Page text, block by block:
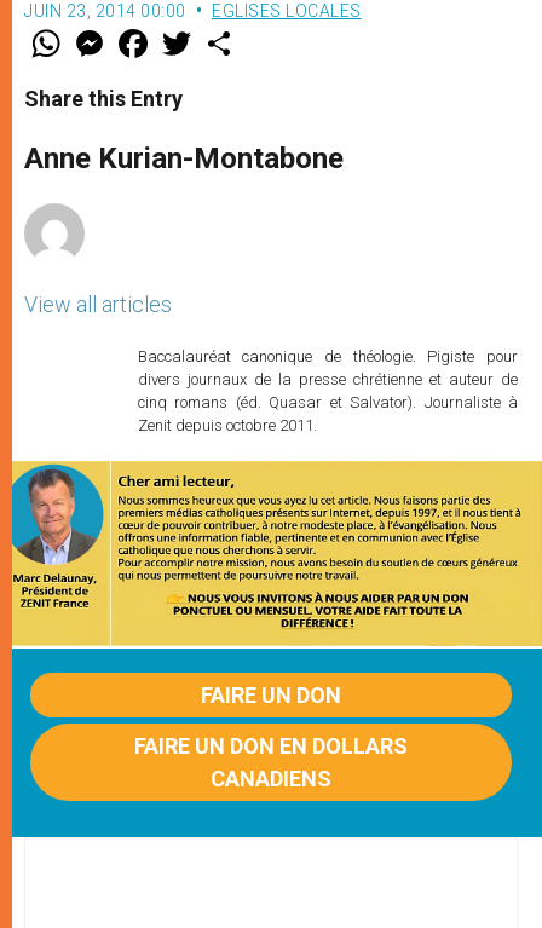
JUIN 23, 2014 00:00 EGLISES LOCALES
W
t
s
p
p
M
e
s
e
g
e
F
a
e
b
o
k
w
r
Share this Entry
Anne Kurian-Montabone
View all articles
Baccalauréat canonique de théologie. Pigiste pour
divers journaux de la presse chrétienne et auteur de
cinq romans (éd. Quasar et Salvator). Journaliste à
Zenit depuis octobre 2011.
FAIRE UN DON
FAIRE UN DON EN DOLLARS
CANADIENS